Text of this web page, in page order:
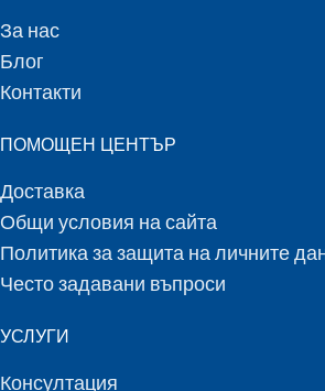
За нас
Блог
Контакти
ПОМОЩЕН ЦЕНТЪР
Доставка
Общи условия на сайта
Политика за защита на личните
Често задавани въпроси
УСЛУГИ